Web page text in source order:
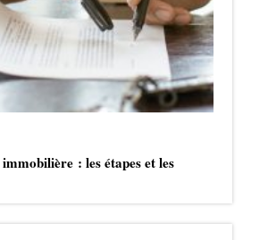
: les étapes et les